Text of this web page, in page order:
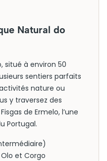
Natural do
situé à environ 50
sentiers parfaits
nature ou
y traversez des
de Ermelo, l’une
Portugal.
et Corgo